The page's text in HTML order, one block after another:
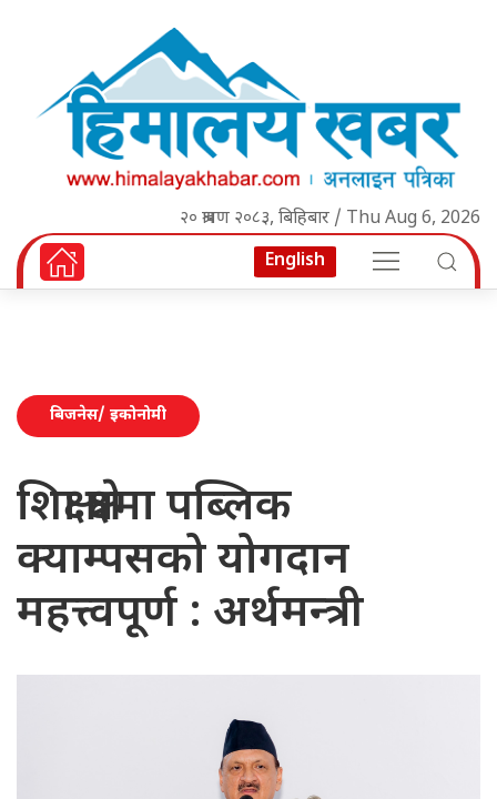
२० श्रावण २०८३, बिहिबार / Thu Aug 6, 2026
English
बिजनेस/ इकोनोमी
शिक्षा क्षेत्रमा पब्लिक
क्याम्पसको योगदान
महत्त्वपूर्ण : अर्थमन्त्री